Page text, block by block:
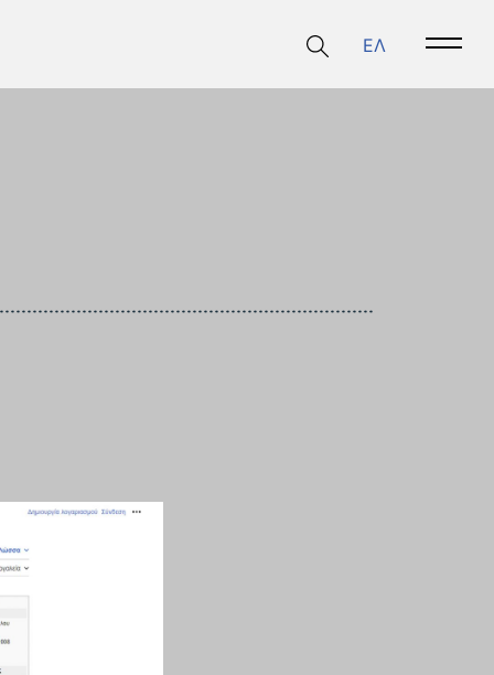
ΕΛ Open